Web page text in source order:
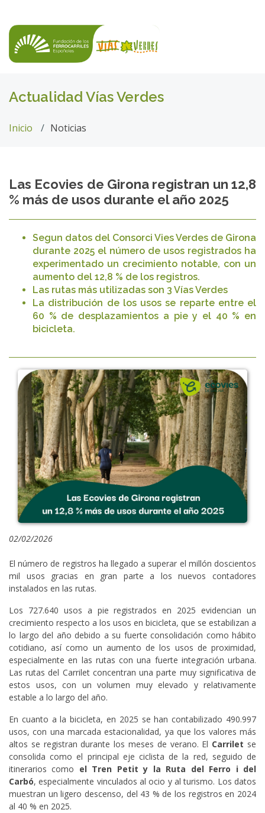
Actualidad Vías Verdes
Inicio Noticias
Las Ecovies de Girona registran un 12,8
% más de usos durante el año 2025
Segun datos del Consorci Vies Verdes de Girona
durante 2025 el número de usos registrados ha
experimentado un crecimiento notable, con un
aumento del 12,8 % de los registros.
Las rutas más utilizadas son 3 Vías Verdes
La distribución de los usos se reparte entre el
60 % de desplazamientos a pie y el 40 % en
bicicleta.
02/02/2026
El número de registros ha llegado a superar el millón doscientos
mil usos gracias en gran parte a los nuevos contadores
instalados en las rutas.
Los 727.640 usos a pie registrados en 2025 evidencian un
crecimiento respecto a los usos en bicicleta, que se estabilizan a
lo largo del año debido a su fuerte consolidación como hábito
cotidiano, así como un aumento de los usos de proximidad,
especialmente en las rutas con una fuerte integración urbana.
Las rutas del Carrilet concentran una parte muy significativa de
estos usos, con un volumen muy elevado y relativamente
estable a lo largo del año.
En cuanto a la bicicleta, en 2025 se han contabilizado 490.997
usos, con una marcada estacionalidad, ya que los valores más
altos se registran durante los meses de verano. El Carrilet se
consolida como el principal eje ciclista de la red, seguido de
itinerarios como el Tren Petit y la Ruta del Ferro i del
Carbó, especialmente vinculados al ocio y al turismo. Los datos
muestran un ligero descenso, del 43 % de los registros en 2024
al 40 % en 2025.